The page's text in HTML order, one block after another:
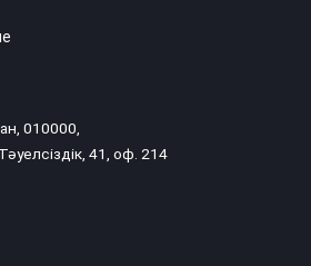
010000,
41, оф. 214